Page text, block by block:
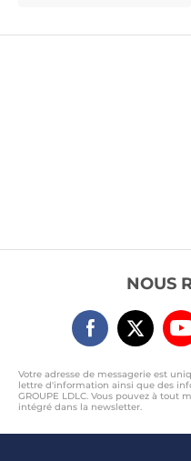
NOUS
Votre adresse de messagerie est
lettre d'information ainsi que des
GROUPE LDLC. Vous pouvez à
intégré dans la newsletter.